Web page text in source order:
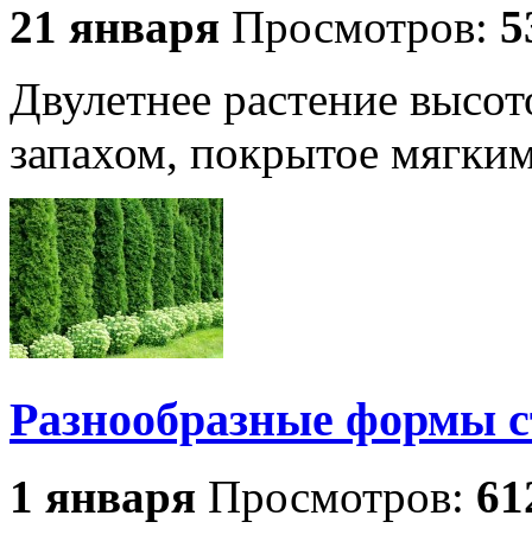
21 января Просмотров:
Двулетнее растение
запахом, покрытое
Разнообразные формы
1 января Просмотров: